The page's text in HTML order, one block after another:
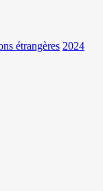
étrangères 2024